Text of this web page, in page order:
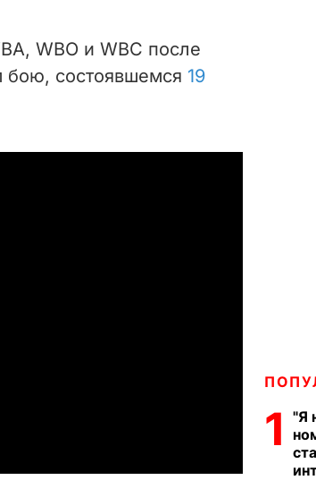
WBO и WBC после
бою, состоявшемся 19
1
"Я